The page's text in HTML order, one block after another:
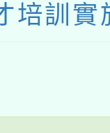
培訓